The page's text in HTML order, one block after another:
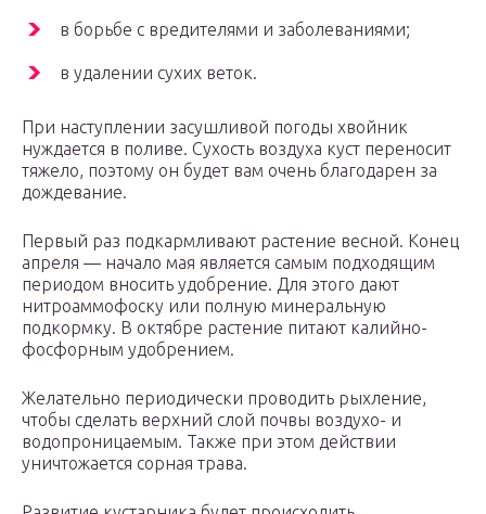
в борьбе с вредителями и заболеваниями;
в удалении сухих веток.
При наступлении засушливой погоды хвойник
нуждается в поливе. Сухость воздуха куст переносит
тяжело, поэтому он будет вам очень благодарен за
дождевание.
Первый раз подкармливают растение весной. Конец
апреля — начало мая является самым подходящим
периодом вносить удобрение. Для этого дают
нитроаммофоску или полную минеральную
подкормку. В октябре растение питают калийно-
фосфорным удобрением.
Желательно периодически проводить рыхление,
чтобы сделать верхний слой почвы воздухо- и
водопроницаемым. Также при этом действии
уничтожается сорная трава.